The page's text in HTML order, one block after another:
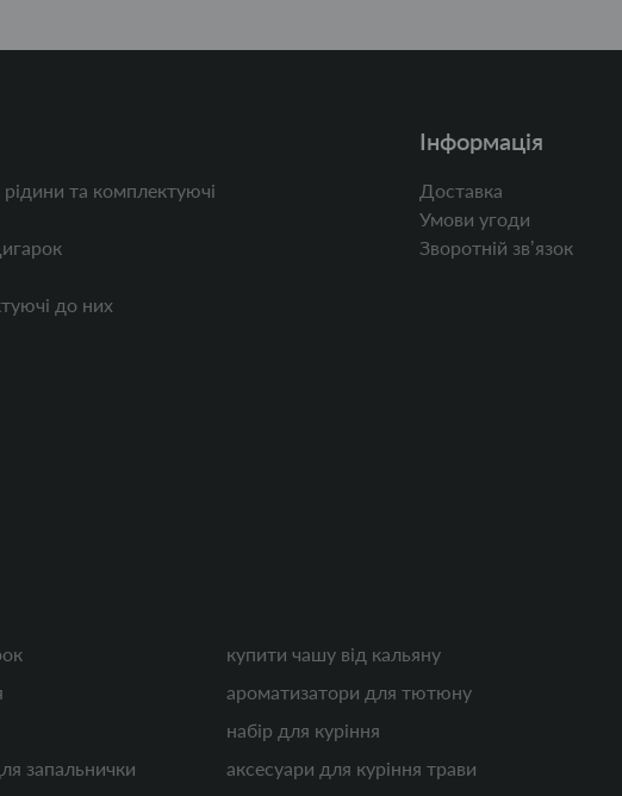
та комплектуючі
до них
Інформація
Доставка
Умови угоди
Зворотній звʼязок
запальнички
купити чашу від кальяну
ароматизатори для тютюну
набір для куріння
аксесуари для куріння трави